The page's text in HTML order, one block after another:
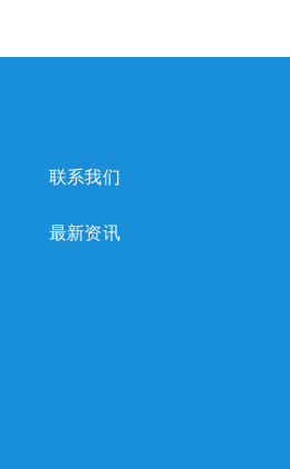
联系我们
最新资讯